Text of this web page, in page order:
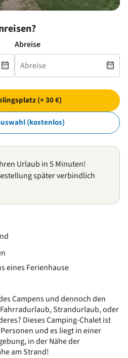
eines Ferienhause
Campens und dennoch den
Strandurlaub, oder
Dieses Camping-Chalet ist
und es liegt in einer
in der Nähe der
am Strand!
Abreise
(+ 30 €)
(kostenlos)
Urlaub in 5 Minuten!
später verbindlich